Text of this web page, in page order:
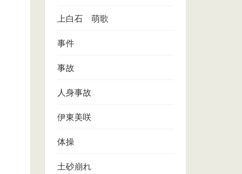
上白石 萌歌
事件
事故
人身事故
伊東美咲
体操
土砂崩れ